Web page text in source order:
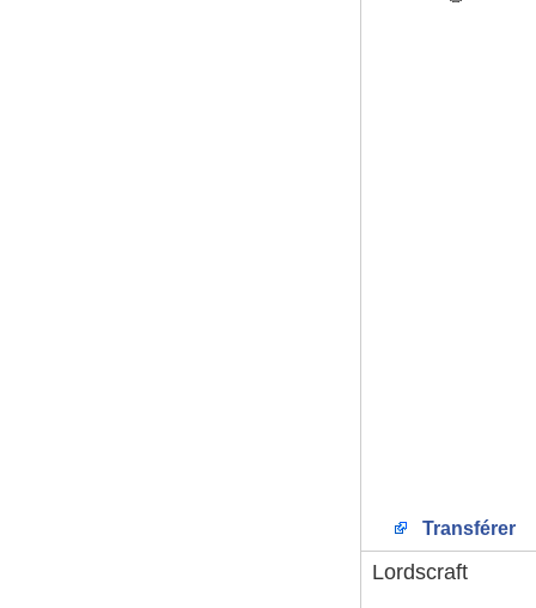
Transférer
Lordscraft